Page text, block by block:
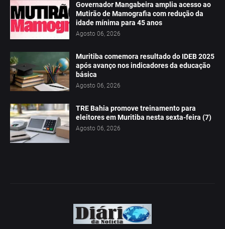
Governador Mangabeira amplia acesso ao
Mutirão de Mamografia com redução da
idade mínima para 45 anos
Agosto 06, 2026
Muritiba comemora resultado do IDEB 2025
após avanço nos indicadores da educação
básica
Agosto 06, 2026
TRE Bahia promove treinamento para
eleitores em Muritiba nesta sexta-feira (7)
Agosto 06, 2026